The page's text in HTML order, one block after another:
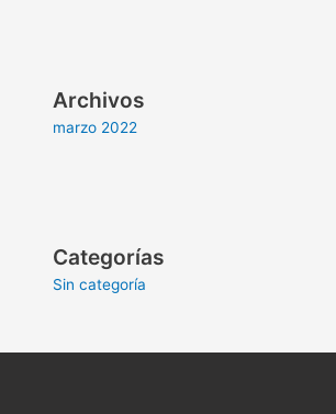
Archivos
marzo 2022
Categorías
Sin categoría